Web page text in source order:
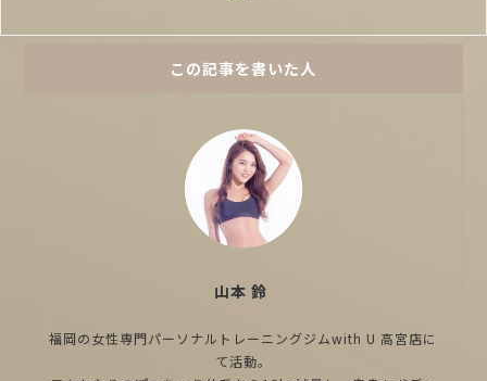
この記事を書いた人
山本 鈴
福岡の女性専門パーソナルトレーニングジムwith U 高宮店に
て活動。